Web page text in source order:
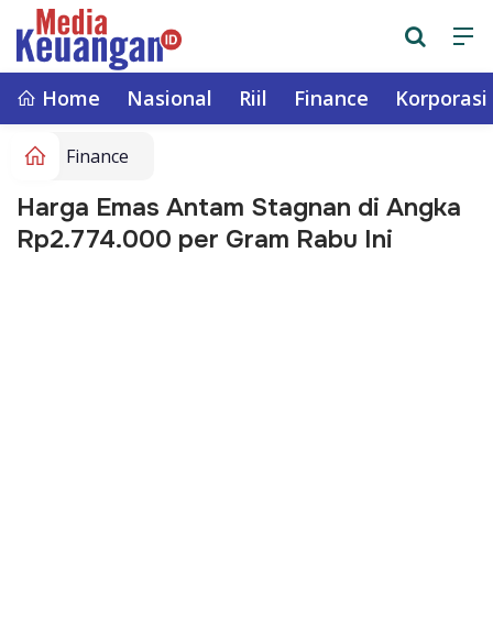
Home Nasional Riil Finance Korporasi
Finance
Harga Emas Antam Stagnan di Angka
Rp2.774.000 per Gram Rabu Ini